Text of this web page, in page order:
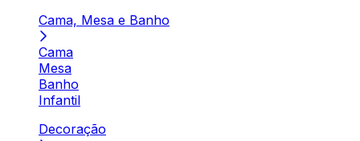
Cama, Mesa e Banho
Cama
Mesa
Banho
Infantil
Decoração